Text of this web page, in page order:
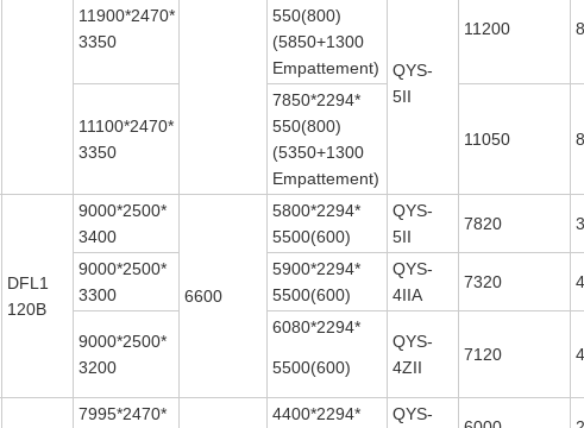
11900*2470*
3350
550(800)
(5850+1300
Empattement)
QYS-
5II
11200
11100*2470*
3350
7850*2294*
550(800)
(5350+1300
Empattement)
11050
DFL1
120B
9000*2500*
3400
6600
5800*2294*
5500(600)
QYS-
5II
7820
9000*2500*
3300
5900*2294*
5500(600)
QYS-
4IIA
7320
9000*2500*
3200
6080*2294*
5500(600)
QYS-
4ZII
7120
7995*2470*
4400*2294*
QYS-